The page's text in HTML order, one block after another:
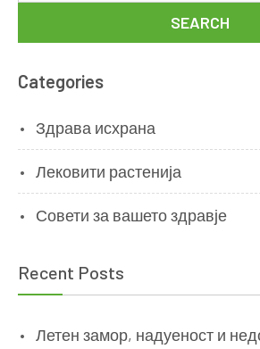
Categories
Здрава исхрана
Лековити растенија
Совети за вашето здравје
Recent Posts
Летен замор, надуеност и